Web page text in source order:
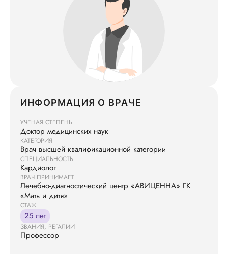
ИНФОРМАЦИЯ О ВРАЧЕ
УЧЕНАЯ СТЕПЕНЬ
Доктор медицинских наук
КАТЕГОРИЯ
Врач высшей квалификационной категории
СПЕЦИАЛЬНОСТЬ
Кардиолог
ВРАЧ ПРИНИМАЕТ
Лечебно-диагностический центр «АВИЦЕННА» ГК
«Мать и дитя»
СТАЖ
25 лет
ЗВАНИЯ, РЕГАЛИИ
Профессор